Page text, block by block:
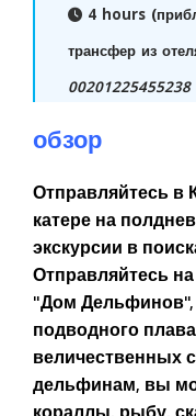
4 hours
трансфер из
00201225455238
обзор
Отправляйтесь в
катере на
экскурсии в
Отправляйтесь
"Дом Дельфинов",
подводного
величественных
дельфинам, вы